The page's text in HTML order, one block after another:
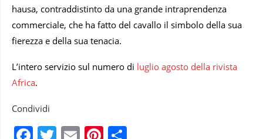
hausa, contraddistinto da una grande intraprendenza
commerciale, che ha fatto del cavallo il simbolo della sua
fierezza e della sua tenacia.
L’intero servizio sul numero di luglio agosto della rivista
Africa.
Condividi